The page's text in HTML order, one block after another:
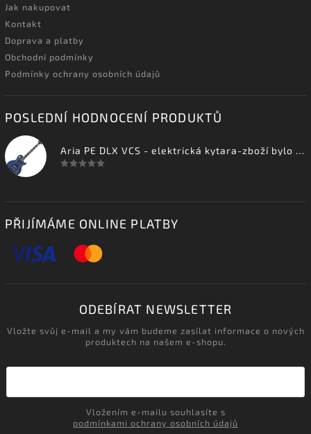
Jak nakupovat
Kontakt
Doprava a platby
Obchodní podmínky
Podmínky ochrany osobních údajů
POSLEDNÍ HODNOCENÍ PRODUKTŮ
Aria PE DLX VCS - elektrická kytara-zboží bylo vystaveno na prodejně
PŘIJÍMÁME ONLINE PLATBY
ODEBÍRAT NEWSLETTER
Vložte svůj e-mail a my vám budeme zasílat informace o nových
produktech na našem e-shopu.
podmínkami ochrany osobních údajů